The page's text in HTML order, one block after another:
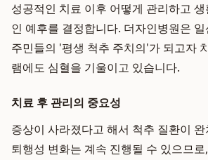
성공적인 치료 이후 어떻게 관리하고
인 예후를 결정합니다. 더자인병원은
주민들의 '평생 척추 주치의'가 되고자
램에도 심혈을 기울이고 있습니다.
치료 후 관리의 중요성
증상이 사라졌다고 해서 척추 질환이
퇴행성 변화는 계속 진행될 수 있으므